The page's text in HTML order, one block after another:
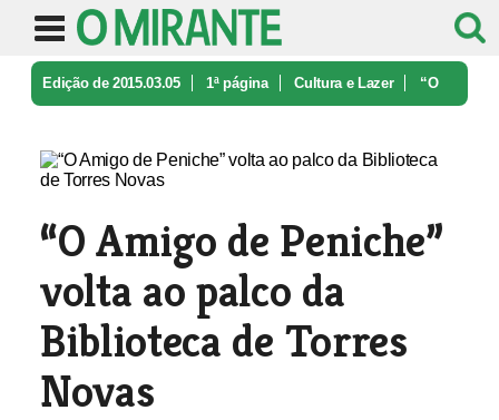
Edição de 2015.03.05 1ª página Cultura e Lazer “O
“O Amigo de Peniche”
volta ao palco da
Biblioteca de Torres
Novas